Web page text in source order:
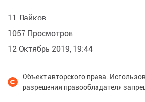
11 Лайков
1057 Просмотров
12 Октябрь 2019, 19:44
Объект авторского права.
разрешения правообладателя